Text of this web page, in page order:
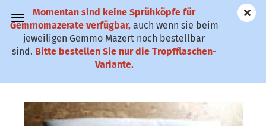
✆ 0911-61 79
25
Momentan sind keine Sprühköpfe für
Gemmomazerate verfügbar, auch wenn sie beim
jeweiligen Gemmo Mazert noch bestellbar
sind. Bitte bestellen Sie nur die Tropfflaschen-
Variante.
Kissenhülle mit 2 Kammern